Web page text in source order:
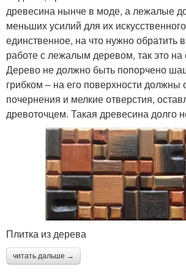
древесина нынче в моде, а лежалые
меньших усилий для их
единственное, на что нужно обратить
работе с лежалым деревом, так это на
Дерево не должно быть попорчено
грибком – на его поверхности должны
почернения и мелкие отверстия,
древоточцем. Такая древесина долго
Плитка из дерева
читать дальше →